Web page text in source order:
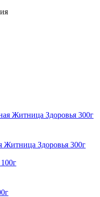
Житница Здоровья 300г